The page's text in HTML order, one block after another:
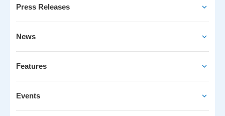
Press Releases
News
Features
Events